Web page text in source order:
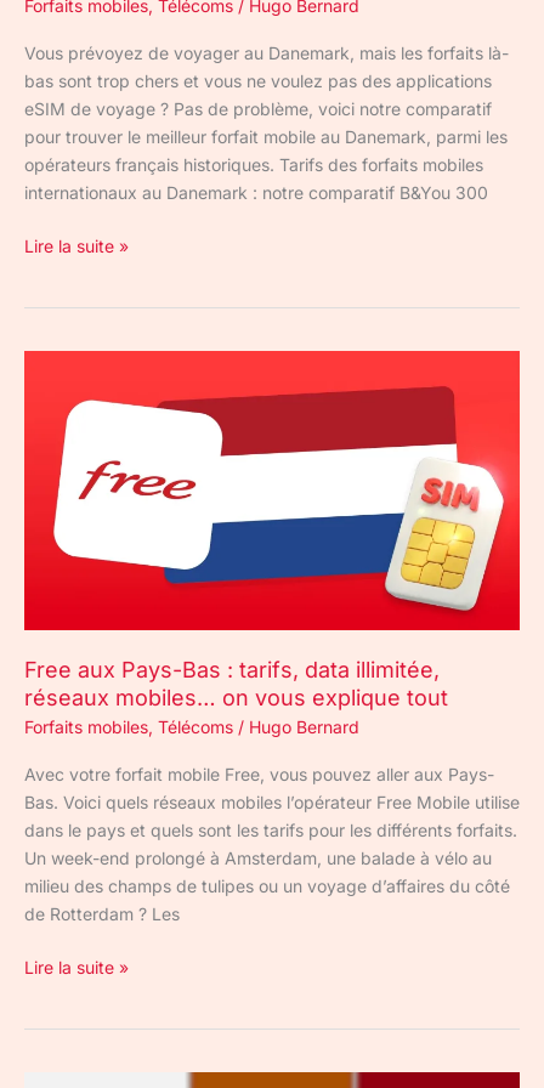
Forfaits mobiles, Télécoms / Hugo Bernard
Vous prévoyez de voyager au Danemark, mais les forfaits là-
bas sont trop chers et vous ne voulez pas des applications
eSIM de voyage ? Pas de problème, voici notre comparatif
pour trouver le meilleur forfait mobile au Danemark, parmi les
opérateurs français historiques. Tarifs des forfaits mobiles
internationaux au Danemark : notre comparatif B&You 300
en
Lire la suite »
Free aux Pays-Bas : tarifs, data illimitée,
réseaux mobiles… on vous explique tout
Forfaits mobiles, Télécoms / Hugo Bernard
Avec votre forfait mobile Free, vous pouvez aller aux Pays-
Bas. Voici quels réseaux mobiles l’opérateur Free Mobile utilise
dans le pays et quels sont les tarifs pour les différents forfaits.
Un week-end prolongé à Amsterdam, une balade à vélo au
milieu des champs de tulipes ou un voyage d’affaires du côté
de Rotterdam ? Les
Pays-
tarifs,
data
illimitée,
vous
explique
tout
Lire la suite »